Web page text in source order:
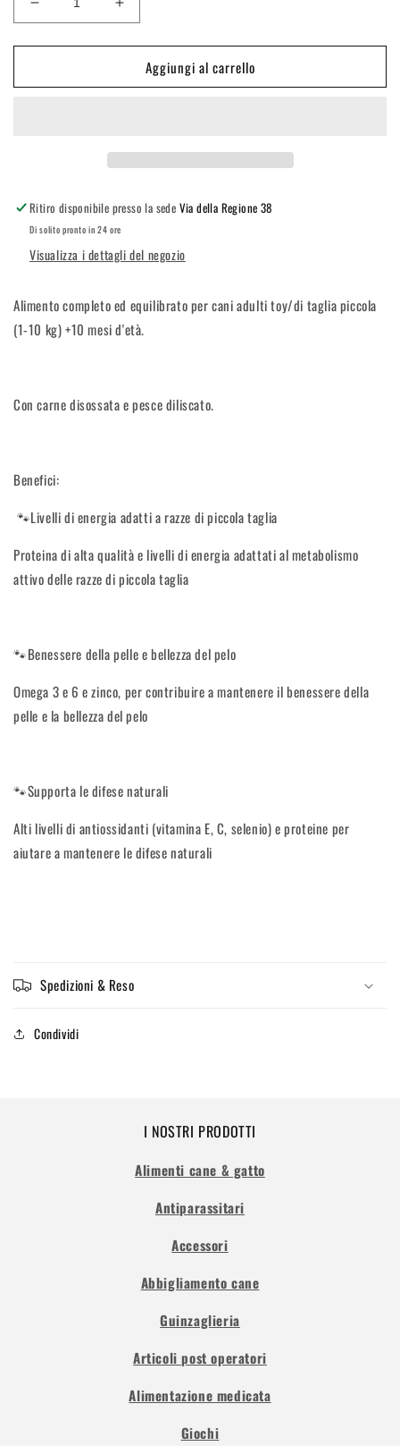
Diminuisci
quantità
per
Trainer
Adult
-
1,5kg
Aumenta
quantità
per
Natural
Trainer
Adult
-
1,5kg
Aggiungi al carrello
Ritiro disponibile presso la sede Via della Regione 38
Di solito pronto in 24 ore
Visualizza i dettagli del negozio
Alimento completo ed equilibrato per cani adulti toy/di taglia piccola
(1-10 kg) +10 mesi d'età.
Con carne disossata e pesce diliscato.
Benefici:
🐾Livelli di energia adatti a razze di piccola taglia
Proteina di alta qualità e livelli di energia adattati al metabolismo
attivo delle razze di piccola taglia
🐾Benessere della pelle e bellezza del pelo
Omega 3 e 6 e zinco, per contribuire a mantenere il benessere della
pelle e la bellezza del pelo
🐾Supporta le difese naturali
Alti livelli di antiossidanti (vitamina E, C, selenio) e proteine per
aiutare a mantenere le difese naturali
Spedizioni & Reso
Condividi
I NOSTRI PRODOTTI
Alimenti cane & gatto
Antiparassitari
Accessori
Abbigliamento cane
Guinzaglieria
Articoli post operatori
Alimentazione medicata
Giochi